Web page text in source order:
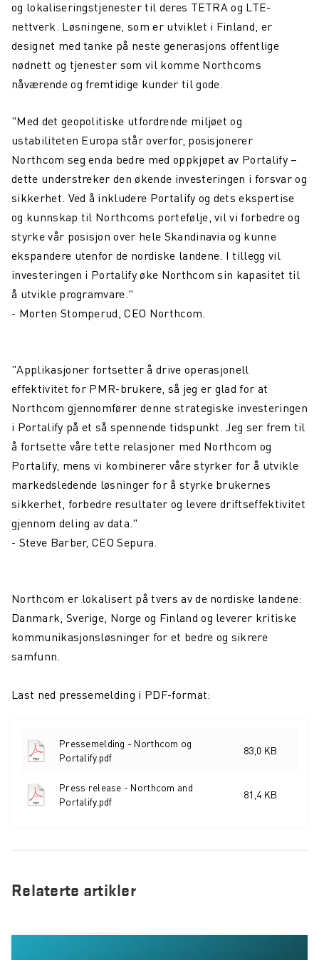
og lokaliseringstjenester til deres TETRA og LTE-
nettverk. Løsningene, som er utviklet i Finland, er
designet med tanke på neste generasjons offentlige
nødnett og tjenester som vil komme Northcoms
nåværende og fremtidige kunder til gode.
"Med det geopolitiske utfordrende miljøet og
ustabiliteten Europa står overfor, posisjonerer
Northcom seg enda bedre med oppkjøpet av Portalify –
dette understreker den økende investeringen i forsvar og
sikkerhet. Ved å inkludere Portalify og dets ekspertise
og kunnskap til Northcoms portefølje, vil vi forbedre og
styrke vår posisjon over hele Skandinavia og kunne
ekspandere utenfor de nordiske landene. I tillegg vil
investeringen i Portalify øke Northcom sin kapasitet til
å utvikle programvare."
- Morten Stomperud, CEO Northcom.
"Applikasjoner fortsetter å drive operasjonell
effektivitet for PMR-brukere, så jeg er glad for at
Northcom gjennomfører denne strategiske investeringen
i Portalify på et så spennende tidspunkt. Jeg ser frem til
å fortsette våre tette relasjoner med Northcom og
Portalify, mens vi kombinerer våre styrker for å utvikle
markedsledende løsninger for å styrke brukernes
sikkerhet, forbedre resultater og levere driftseffektivitet
gjennom deling av data."
- Steve Barber, CEO Sepura.
Northcom er lokalisert på tvers av de nordiske landene:
Danmark, Sverige, Norge og Finland og leverer kritiske
kommunikasjonsløsninger for et bedre og sikrere
samfunn.
Last ned pressemelding i PDF-format:
Pressemelding - Northcom og
Portalify.pdf
83,0 KB
Press release - Northcom and
Portalify.pdf
81,4 KB
Relaterte artikler